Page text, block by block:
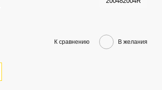
К сравнению В желания